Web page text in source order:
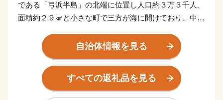
である「弓浜半島」の北端に位置し人口約３万３千人、
面積約２９㎢と小さな町で三方が海に開けており、中国
岸線を有しております。
基幹産業である漁業は特定第３種漁港に指定され過去
５年連続水揚げ日本一なるなど日本屈指の水揚げを誇っ
ております。
自治体情報を見る
すべての返礼品を見る